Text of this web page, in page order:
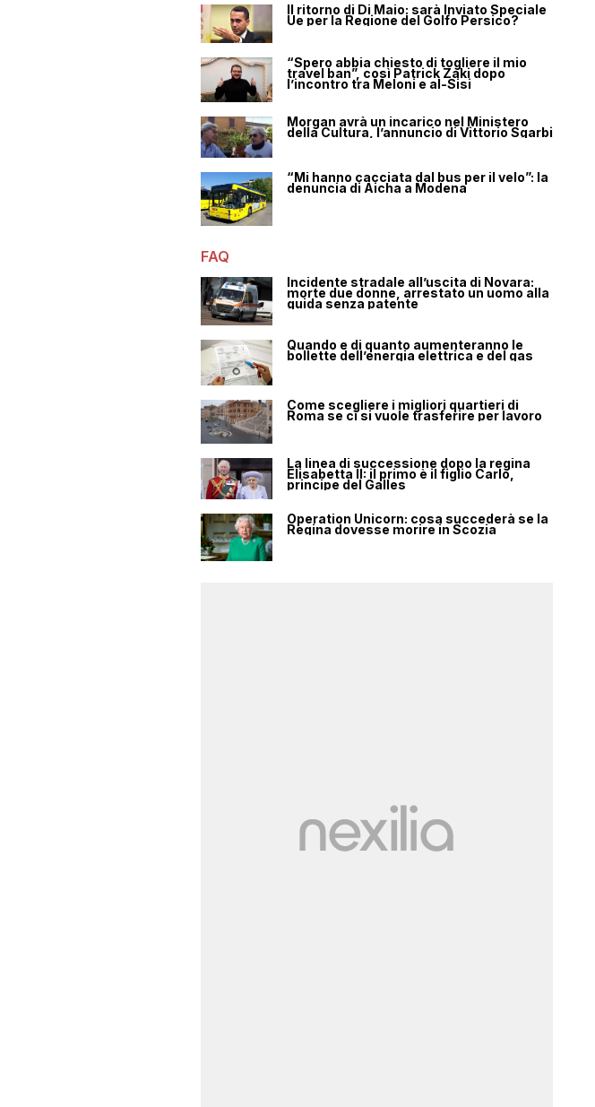
Il ritorno di Di Maio: sarà Inviato Speciale
Ue per la Regione del Golfo Persico?
“Spero abbia chiesto di togliere il mio
travel ban”, così Patrick Zaki dopo
l’incontro tra Meloni e al-Sisi
Morgan avrà un incarico nel Ministero
della Cultura, l’annuncio di Vittorio Sgarbi
“Mi hanno cacciata dal bus per il velo”: la
denuncia di Aicha a Modena
FAQ
Incidente stradale all’uscita di Novara:
morte due donne, arrestato un uomo alla
guida senza patente
Quando e di quanto aumenteranno le
bollette dell’energia elettrica e del gas
Come scegliere i migliori quartieri di
Roma se ci si vuole trasferire per lavoro
La linea di successione dopo la regina
Elisabetta II: il primo è il figlio Carlo,
principe del Galles
Operation Unicorn: cosa succederà se la
Regina dovesse morire in Scozia